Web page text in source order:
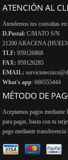
ATENCIÓN AL
Atendemos tus consultas en:
D.Postal: C/MATO S/N
21200 ARACENA
TLF: 959126868
FAX: 959126285
EMAIL:
What's app: 666555444
MÉTODO DE
Aceptamos pagos mediante
para pagar, basta con tu
pago mediante transferencia